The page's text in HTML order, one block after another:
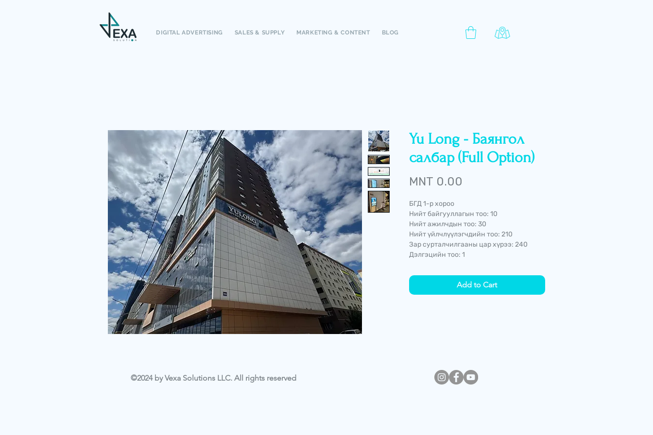
DIGITAL ADVERTISING SALES & SUPPLY MARKETING & CONTENT BLOG
Yu Long - Баянгол
салбар (Full Option)
MNT 0.00
БГД 1-р хороо
Нийт байгууллагын тоо: 10
Нийт ажилчдын тоо: 30
Нийт үйлчлүүлэгчдийн тоо: 210
Зар сурталчилгааны цар хүрээ: 240
Дэлгэцийн тоо: 1
Add to Cart
©2024 by Vexa Solutions LLC. All rights reserved